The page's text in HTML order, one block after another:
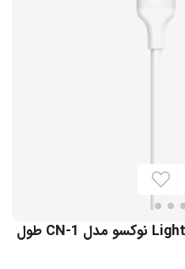
کابل تبدیل USB-A به Lightning نوکسو مدل CN-1 طول